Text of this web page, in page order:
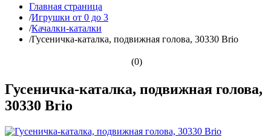
Главная страница
/Игрушки от 0 до 3
/Качалки-каталки
/Гусеничка-каталка, подвижная голова, 30330 Brio
(0)
Гусеничка-каталка, подвижная голова,
30330 Brio